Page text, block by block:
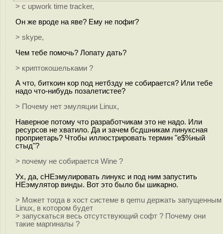
> с upwork time tracker,
Он же вроде на яве? Ему не пофиг?
> skype,
Чем тебе помочь? Лопату дать?
> криптокошельками ?
А что, биткоин кор под нетбзду не собирается? Или тебе
надо что-нибудь позалетистее?
> Почему нет эмуляции Linux,
Наверное потому что разработчикам это не надо. Или
ресурсов не хватило. Да и зачем бсдшникам линуксная
проприетарь? Чтобы иллюстрировать термин "е$%ный
стыд"?
> почему не собирается Wine ?
Ух, да, сНЕэмулировать линукс и под ним запустить
НЕэмулятор винды. Вот это было бы шикарно.
> Может тогда в хост системе в qemu держать запущенным
Linux, в котором будет
> запускаться весь отсутствующий софт ? Почему они
такие маргиналы ?